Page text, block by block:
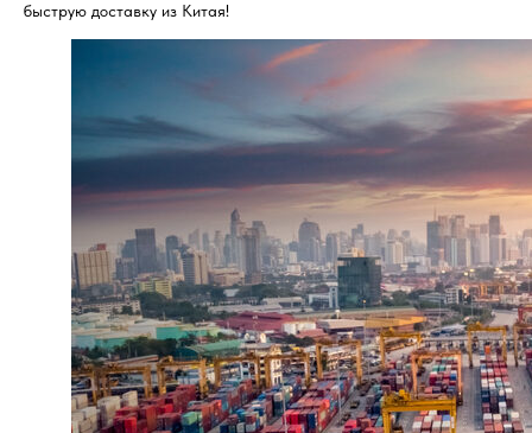
быструю доставку из Китая!